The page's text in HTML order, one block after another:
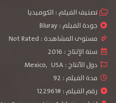
تصنيف الفيلم : الكوميديا
جودة الفيلم :Bluray
مستوى المشاهدة : Not Rated
سنة الإنتاج : 2016
دول الأنتاج :
Mexico, USA
مدة الفيلم : 92
رقم الفيلم : #122961